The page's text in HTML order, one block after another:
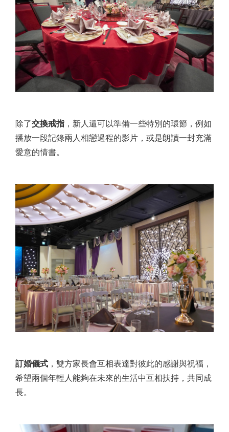
除了交換戒指 ，新人還可以準備一些特別的環節，例如
播放一段記錄兩人相戀過程的影片，或是朗讀一封充滿
愛意的情書。
訂婚儀式 ，雙方家長會互相表達對彼此的感謝與祝福，
希望兩個年輕人能夠在未來的生活中互相扶持，共同成
長。